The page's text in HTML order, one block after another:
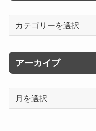
リ
ー
アーカイブ